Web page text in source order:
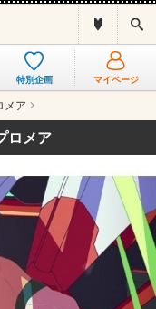
ス
特別企画 マイページ
メア
ロメア